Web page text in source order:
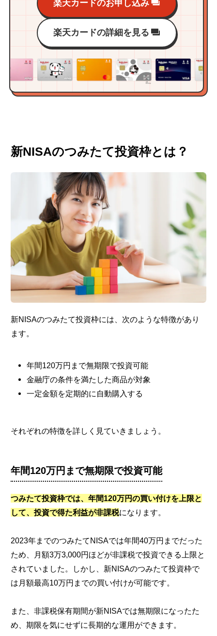
楽天カードのお申し込み
楽天カードの詳細を見る
新NISAのつみたて投資枠とは？
新NISAのつみたて投資枠には、次のような特徴があり
ます。
年間120万円まで無期限で投資可能
金融庁の条件を満たした商品が対象
一定金額を定期的に自動購入する
それぞれの特徴を詳しく見ていきましょう。
年間120万円まで無期限で投資可能
つみたて投資枠では、年間120万円の買い付けを上限と
して、投資で得た利益が非課税になります。
2023年までのつみたてNISAでは年間40万円までだった
ため、月額3万3,000円ほどが非課税で投資できる上限と
されていました。しかし、新NISAのつみたて投資枠で
は月額最高10万円までの買い付けが可能です。
また、非課税保有期間が新NISAでは無期限になったた
め、期限を気にせずに長期的な運用ができます。